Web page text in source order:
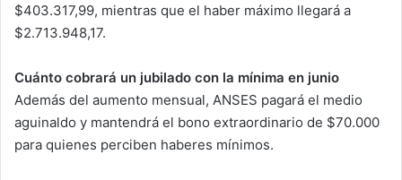
$403.317,99, mientras que el haber máximo llegará a
$2.713.948,17.
Cuánto cobrará un jubilado con la mínima en junio
Además del aumento mensual, ANSES pagará el medio
aguinaldo y mantendrá el bono extraordinario de $70.000
para quienes perciben haberes mínimos.